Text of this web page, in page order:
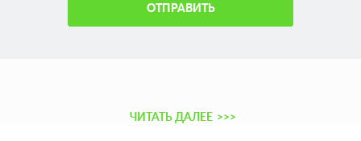
ОТПРАВИТЬ
ЧИТАТЬ ДАЛЕЕ >>>